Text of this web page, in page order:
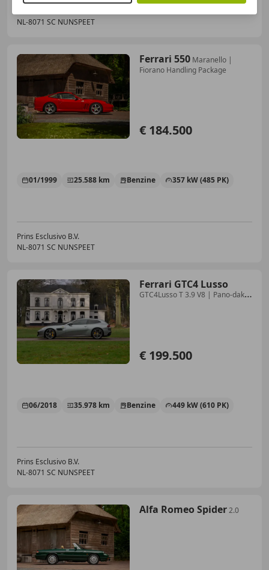
NL-8071 SC NUNSPEET
Ferrari 550 Maranello |
Fiorano Handling Package
€ 184.500
01/1999 25.588 km Benzine 357 kW (485 PK)
Prins Esclusivo B.V.
NL-8071 SC NUNSPEET
Ferrari GTC4 Lusso
GTC4Lusso T 3.9 V8 | Pano-dak |
€ 199.500
06/2018 35.978 km Benzine 449 kW (610 PK)
Prins Esclusivo B.V.
NL-8071 SC NUNSPEET
Alfa Romeo Spider2.0